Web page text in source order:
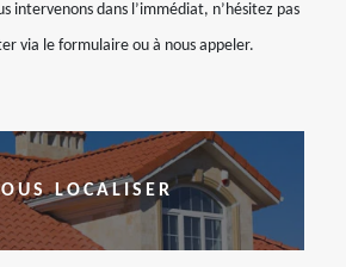
intervenons dans l’immédiat, n’hésitez pas
via le formulaire ou à nous appeler.
LOCALISER